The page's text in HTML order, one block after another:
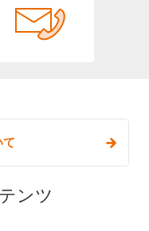
て
ンツ